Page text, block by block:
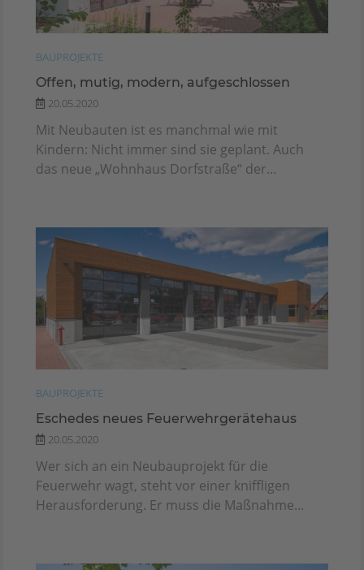
BAUPROJEKTE
Offen, mutig, modern, aufgeschlossen
20.05.2020
Mit Neubauten ist es manchmal wie mit
Kindern: Nicht immer sind sie geplant. Auch
das neue „Wohnhaus Dorfstraße“ der...
BAUPROJEKTE
Eschedes neues Feuerwehrgerätehaus
20.05.2020
Wer sich an ein Neubauprojekt für die
Feuerwehr wagt, steht vor einer kniffligen
Herausforderung. Er muss die Maßnahme...